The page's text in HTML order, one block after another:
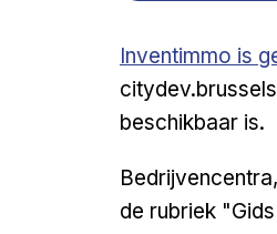
Open a new
Inventimmo is
beschikbaar is.
de rubriek